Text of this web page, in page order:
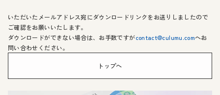
いただいたメールアドレス宛にダウンロードリンクをお送りしましたので
ご確認をお願いいたします。
ダウンロードができない場合は、お手数ですがcontact@culumu.comへお
問い合わせください。
トップへ